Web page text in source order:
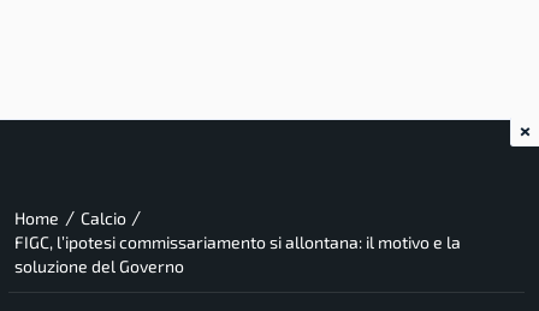
Home / Calcio /
FIGC, l’ipotesi commissariamento si allontana: il motivo e la
soluzione del Governo
×